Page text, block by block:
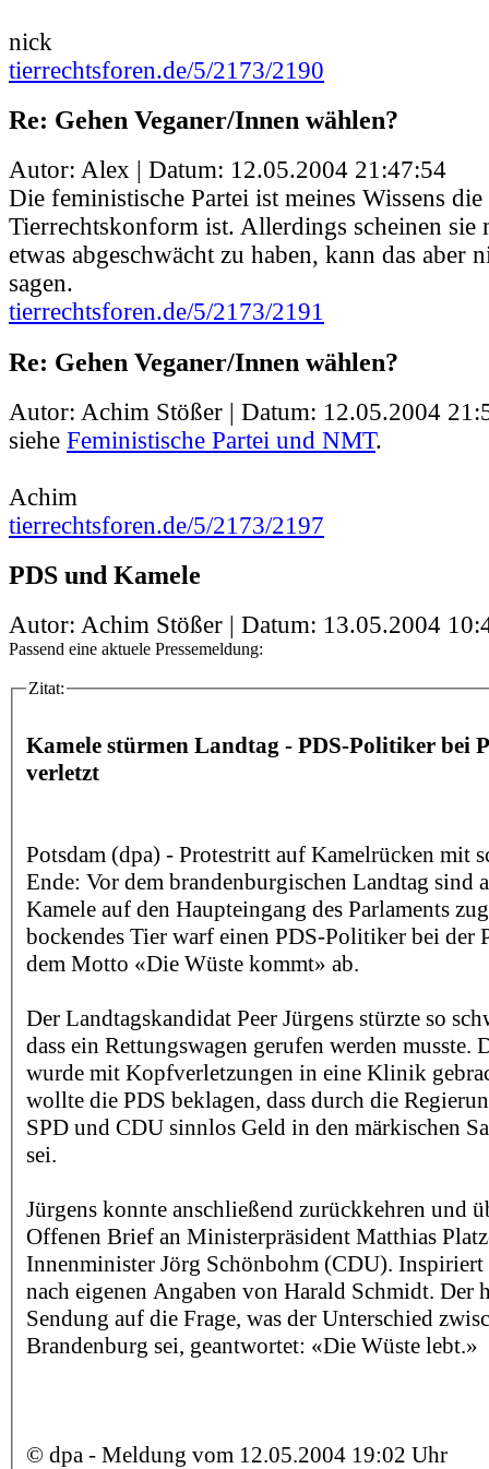
nick
tierrechtsforen.de/5/2173/2190
Re: Gehen Veganer/Innen wählen?
Autor: Alex | Datum: 12.05.2004 21:47:54
Die feministische Partei ist meines Wissens
Tierrechtskonform ist. Allerdings scheinen sie
etwas abgeschwächt zu haben, kann das aber
sagen.
tierrechtsforen.de/5/2173/2191
Re: Gehen Veganer/Innen wählen?
Autor: Achim Stößer | Datum: 12.05.2004
siehe Feministische Partei und NMT.
Achim
tierrechtsforen.de/5/2173/2197
PDS und Kamele
Autor: Achim Stößer | Datum: 13.05.2004
Passend eine aktuele Pressemeldung:
Zitat:
Kamele stürmen Landtag - PDS-Politiker bei
verletzt
Potsdam (dpa) - Protestritt auf Kamelrücken mit
Ende: Vor dem brandenburgischen Landtag sind
Kamele auf den Haupteingang des Parlaments
bockendes Tier warf einen PDS-Politiker bei der
dem Motto «Die Wüste kommt» ab.
Der Landtagskandidat Peer Jürgens stürzte so
dass ein Rettungswagen gerufen werden musste.
wurde mit Kopfverletzungen in eine Klinik
wollte die PDS beklagen, dass durch die
SPD und CDU sinnlos Geld in den märkischen
sei.
Jürgens konnte anschließend zurückkehren und
Offenen Brief an Ministerpräsident Matthias
Innenminister Jörg Schönbohm (CDU). Inspiriert
nach eigenen Angaben von Harald Schmidt. Der
Sendung auf die Frage, was der Unterschied
Brandenburg sei, geantwortet: «Die Wüste lebt.»
© dpa - Meldung vom 12.05.2004 19:02 Uhr